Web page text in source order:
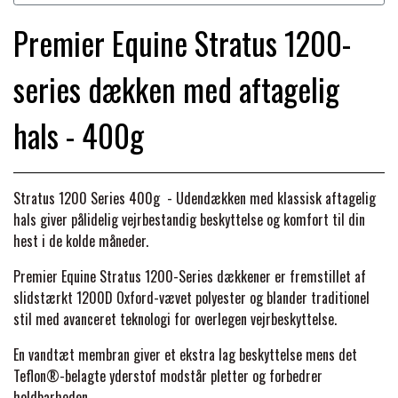
TERAPI PRODUKTER
STRØMPER
HUER & HALSTØRKLÆDER
GAVEARTIKLER VOKSNE
BØRN & JUNIOR
HESTEBOLCHER & TREATS
TILSKUD & VITAMINER
STALD & FOLD
TRAVDÆKKEN & TILBEHØR
SKO & VÆRKTØJ
VOGNE & TILBEHØR
TRAV KUSK
PONYTRAV
MONTÉ
GALOP
TILBEHØR
PREMIER EQUINE WALKER & RIDEDÆKKEN
PREMIER EQUINE INSEKTBESKYTTELSE
PREMIER EQUINE MAGNET & INFRARØD
TERAPI
PREMIER EQUINE GRIMER & TRÆKTOV
PREMIER EQUINE TRENSE & TILBEHØR
CARR & DAY & MARTIN
DELTACAST
FENWICK LIQUID TITANIUM®
FINNTACK
Premier Equine Stratus 1200-
series dækken med aftagelig
hals - 400g
Stratus 1200 Series 400g - Udendækken med klassisk aftagelig
hals giver pålidelig vejrbestandig beskyttelse og komfort til din
hest i de kolde måneder.
Premier Equine Stratus 1200-Series dækkener er fremstillet af
slidstærkt 1200D Oxford-vævet polyester og blander traditionel
stil med avanceret teknologi for overlegen vejrbeskyttelse.
En vandtæt membran giver et ekstra lag beskyttelse mens det
Teflon®-belagte yderstof modstår pletter og forbedrer